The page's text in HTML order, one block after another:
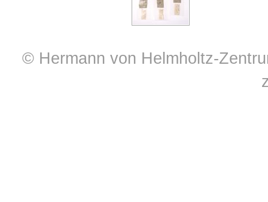
© Hermann von Helmholtz-